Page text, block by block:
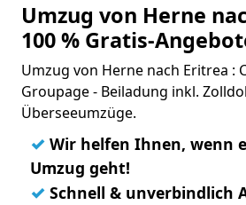
Umzug von Herne
100 % Gratis-
Umzug von Herne nach Eritrea :
Groupage - Beiladung inkl.
Überseeumzüge.
✓ Wir helfen Ihnen, wenn
Umzug geht!
✓ Schnell & unverbindlich